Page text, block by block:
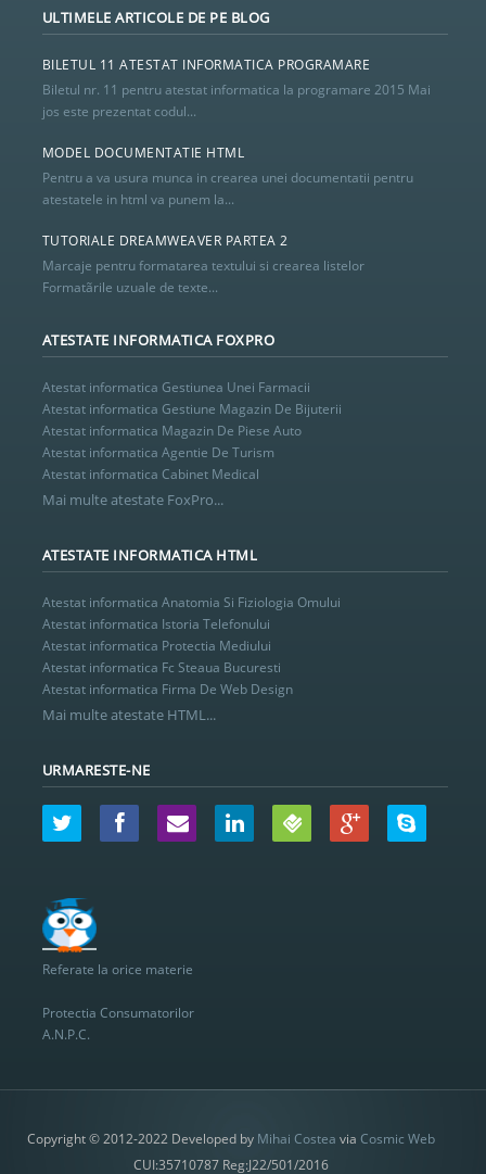
ULTIMELE ARTICOLE DE PE BLOG
BILETUL 11 ATESTAT INFORMATICA PROGRAMARE
Biletul nr. 11 pentru atestat informatica la programare 2015 Mai
jos este prezentat codul...
MODEL DOCUMENTATIE HTML
Pentru a va usura munca in crearea unei documentatii pentru
atestatele in html va punem la...
TUTORIALE DREAMWEAVER PARTEA 2
Marcaje pentru formatarea textului si crearea listelor
Formatãrile uzuale de texte...
ATESTATE INFORMATICA FOXPRO
Atestat informatica Gestiunea Unei Farmacii
Atestat informatica Gestiune Magazin De Bijuterii
Atestat informatica Magazin De Piese Auto
Atestat informatica Agentie De Turism
Atestat informatica Cabinet Medical
Mai multe atestate FoxPro...
ATESTATE INFORMATICA HTML
Atestat informatica Anatomia Si Fiziologia Omului
Atestat informatica Istoria Telefonului
Atestat informatica Protectia Mediului
Atestat informatica Fc Steaua Bucuresti
Atestat informatica Firma De Web Design
Mai multe atestate HTML...
URMARESTE-NE
Referate la orice materie
Protectia Consumatorilor
A.N.P.C.
Copyright © 2012-2022 Developed by Mihai Costea viaCosmic Web
CUI:35710787 Reg:J22/501/2016